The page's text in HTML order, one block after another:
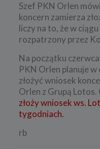
Szef PKN Orlen
koncern zamierza
liczy na to, że w
rozpatrzony przez
Na początku
PKN Orlen planuje
złożyć wniosek
Orlen z Grupą Lotos.
złoży wniosek ws.
tygodniach.
rb